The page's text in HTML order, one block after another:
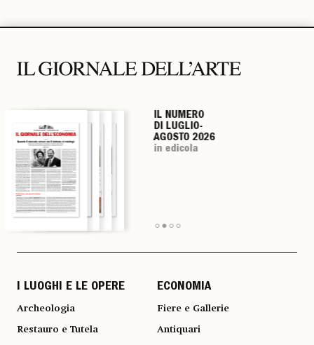
IL NUMERO
DI LUGLIO-
AGOSTO 2026
in edicola
IL NUMERO
DI LUGLIO-
AGOSTO 2026
in edicola
IL NUMERO
DI LUGLIO-
AGOSTO 2026
in edicola
IL NUMERO
DI LUGLIO-
AGOSTO 2026
in edicola
I LUOGHI E LE OPERE
Archeologia
Restauro e Tutela
ECONOMIA
Fiere e Gallerie
Antiquari